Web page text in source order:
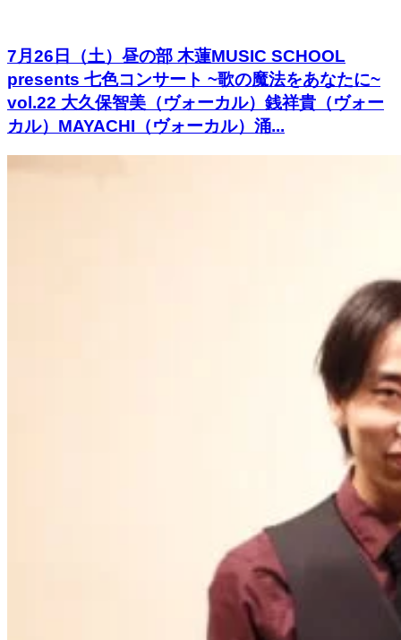
7月26日（土）昼の部 木蓮MUSIC SCHOOL
presents 七色コンサート ~歌の魔法をあなたに~
vol.22 大久保智美（ヴォーカル）銭祥貴（ヴォー
カル）MAYACHI（ヴォーカル）涌...